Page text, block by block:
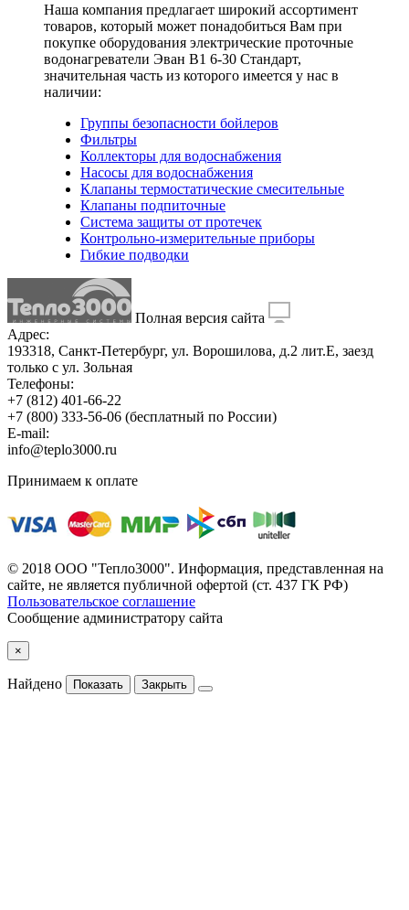
Наша компания предлагает широкий ассортимент
товаров, который может понадобиться Вам при
покупке оборудования электрические проточные
водонагреватели Эван В1 6-30 Стандарт,
значительная часть из которого имеется у нас в
наличии:
Группы безопасности бойлеров
Фильтры
Коллекторы для водоснабжения
Насосы для водоснабжения
Клапаны термостатические смесительные
Клапаны подпиточные
Система защиты от протечек
Контрольно-измерительные приборы
Гибкие подводки
Полная версия сайта
Адрес:
193318, Санкт-Петербург, ул. Ворошилова, д.2 лит.Е, заезд
только с ул. Зольная
Телефоны:
+7 (812) 401-66-22
+7 (800) 333-56-06 (бесплатный по России)
E-mail:
info@teplo3000.ru
Принимаем к оплате
© 2018 ООО "Тепло3000". Информация, представленная на
сайте, не является публичной офертой (ст. 437 ГК РФ)
Пользовательское соглашение
Сообщение администратору сайта
×
Найдено Показать Закрыть